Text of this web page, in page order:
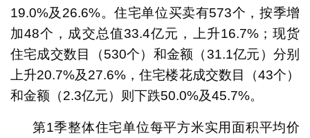
19.0%及26.6%。住宅单位买卖有573个，按季增
加48个，成交总值33.4亿元，上升16.7%；现货
住宅成交数目（530个）和金额（31.1亿元）分别
上升20.7%及27.6%，住宅楼花成交数目（43个）
和金额（2.3亿元）则下跌50.0%及45.7%。
第1季整体住宅单位每平方米实用面积平均价